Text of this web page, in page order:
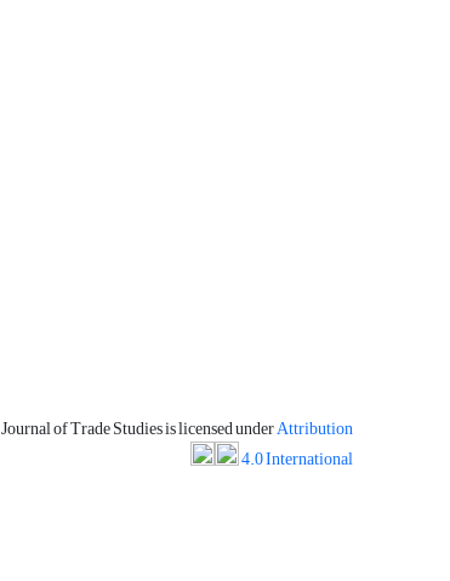
Journal of Trade Studies is licensed underAttribution
4.0 International